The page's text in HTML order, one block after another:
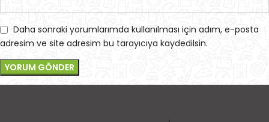
Daha sonraki yorumlarımda kullanılması için adım, e-posta
adresim ve site adresim bu tarayıcıya kaydedilsin.